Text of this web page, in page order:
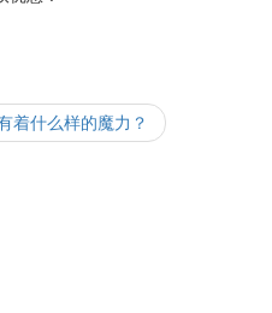
着什么样的魔力？